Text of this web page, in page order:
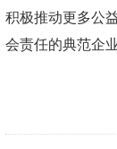
积极推动更多公
会责任的典范企